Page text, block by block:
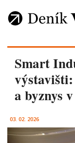
Smart
a byznys
03. 02. 2026